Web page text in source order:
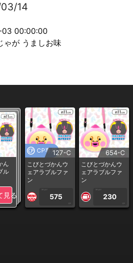
14
03 00:00:00
ゃが うましお味
ん
ル
見る
CP専用127-C
こびとづかんウ
ェアラブルファ
ン
1PLAY
575
CP
654-C
こびとづかんウ
ェアラブルファ
ン
1PLAY
230
CP